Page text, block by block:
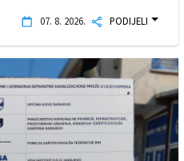
07. 8. 2026. PODIJELI